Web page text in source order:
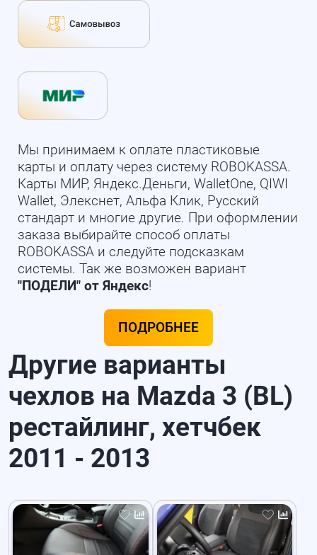
Мы принимаем к оплате пластиковые
карты и оплату через систему ROBOKASSA.
Карты МИР, Яндекс.Деньги, WalletOne, QIWI
Wallet, Элекснет, Альфа Клик, Русский
стандарт и многие другие. При оформлении
заказа выбирайте способ оплаты
ROBOKASSA и следуйте подсказкам
системы. Так же возможен вариант
"ПОДЕЛИ" от Яндекс!
ПОДРОБНЕЕ
Другие варианты
чехлов на Mazda 3 (BL)
рестайлинг, хетчбек
2011 - 2013